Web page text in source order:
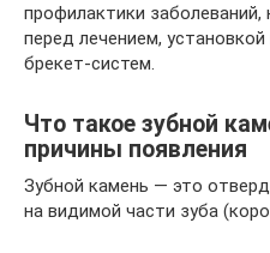
профилактики
перед лечением,
брекет-систем.
Что такое зубной
причины появления
Зубной камень — это
на видимой части зуба